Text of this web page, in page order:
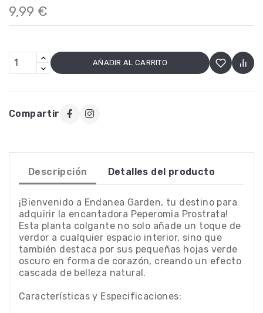
9,99 €
AÑADIR AL CARRITO
Compartir
Descripción Detalles del producto
¡Bienvenido a Endanea Garden, tu destino para
adquirir la encantadora Peperomia Prostrata!
Esta planta colgante no solo añade un toque de
verdor a cualquier espacio interior, sino que
también destaca por sus pequeñas hojas verde
oscuro en forma de corazón, creando un efecto
cascada de belleza natural.
Características y Especificaciones: